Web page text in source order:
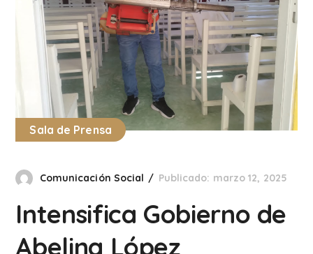
Sala de Prensa
Comunicación Social Publicado: marzo 12, 2025
Intensifica Gobierno de
Abelina López